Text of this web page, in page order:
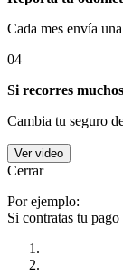
Cada mes envía
04
Si recorres
Cambia tu seguro
Ver video
Cerrar
Por ejemplo:
Si contratas tu